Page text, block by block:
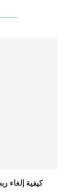
كيفية